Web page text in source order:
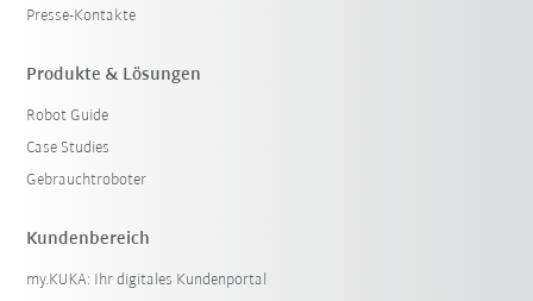
Presse-Kontakte
Produkte & Lösungen
Robot Guide
Case Studies
Gebrauchtroboter
Kundenbereich
my.KUKA: Ihr digitales Kundenportal